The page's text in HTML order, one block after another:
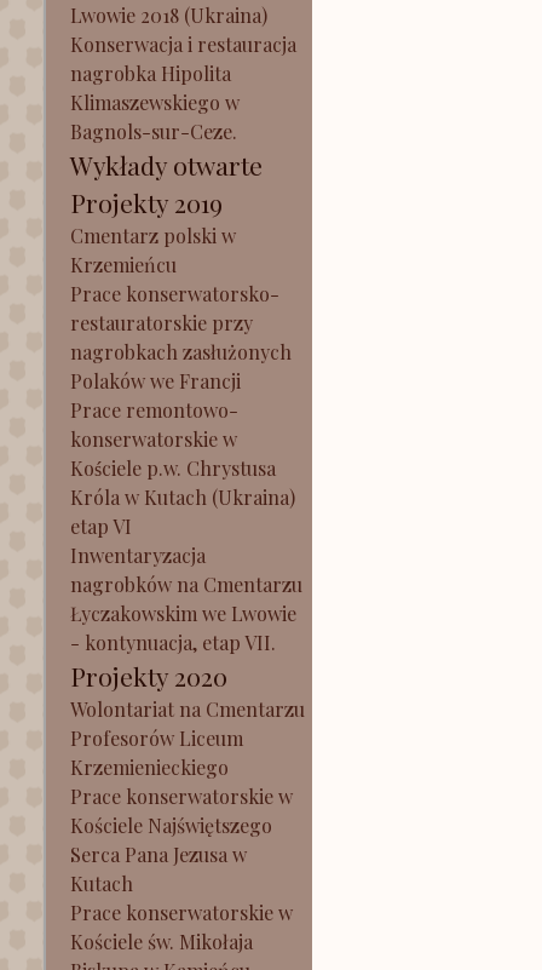
Lwowie 2018 (Ukraina)
Konserwacja i restauracja
nagrobka Hipolita
Klimaszewskiego w
Bagnols-sur-Ceze.
Wykłady otwarte
Projekty 2019
Cmentarz polski w
Krzemieńcu
Prace konserwatorsko-
restauratorskie przy
nagrobkach zasłużonych
Polaków we Francji
Prace remontowo-
konserwatorskie w
Kościele p.w. Chrystusa
Króla w Kutach (Ukraina)
etap VI
Inwentaryzacja
nagrobków na Cmentarzu
Łyczakowskim we Lwowie
- kontynuacja, etap VII.
Projekty 2020
Wolontariat na Cmentarzu
Profesorów Liceum
Krzemienieckiego
Prace konserwatorskie w
Kościele Najświętszego
Serca Pana Jezusa w
Kutach
Prace konserwatorskie w
Kościele św. Mikołaja